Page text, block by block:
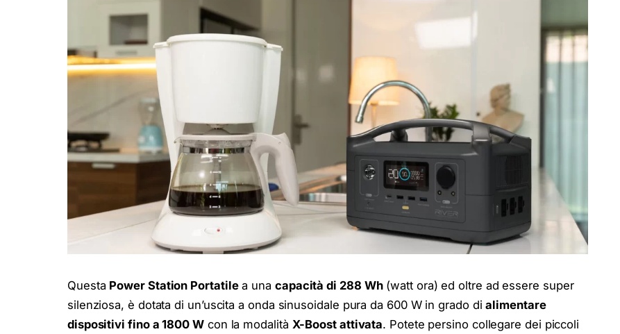
Questa Power Station Portatilea una capacità di 288 Wh(watt ora) ed oltre ad essere super
silenziosa, è dotata di un’uscita a onda sinusoidale pura da 600 W in grado dialimentare
dispositivi fino a 1800 Wcon la modalità X-Boost attivata. Potete persino collegare dei piccoli